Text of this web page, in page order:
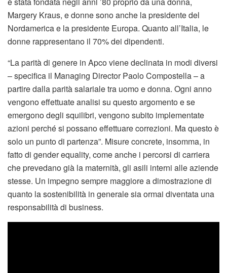
Margery Kraus, e donne sono anche la presidente del
Nordamerica e la presidente Europa. Quanto all’Italia, le
donne rappresentano il 70% dei dipendenti.
“La parità di genere in Apco viene declinata in modi diversi
– specifica il Managing Director Paolo Compostella – a
partire dalla parità salariale tra uomo e donna. Ogni anno
vengono effettuate analisi su questo argomento e se
emergono degli squilibri, vengono subito implementate
azioni perché si possano effettuare correzioni. Ma questo è
solo un punto di partenza”. Misure concrete, insomma, in
fatto di gender equality, come anche i percorsi di carriera
che prevedano già la maternità, gli asili interni alle aziende
stesse. Un impegno sempre maggiore a dimostrazione di
quanto la sostenibilità in generale sia ormai diventata una
responsabilità di business.